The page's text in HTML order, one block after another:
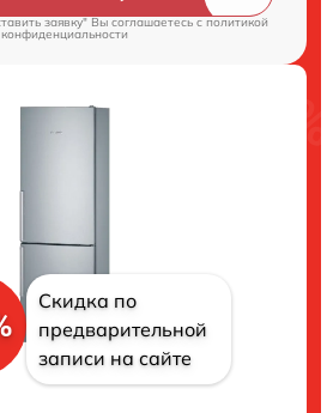
заявку" Вы соглашаетесь cполитикой
конфиденциальности
Скидка по
предварительной
записи на сайте